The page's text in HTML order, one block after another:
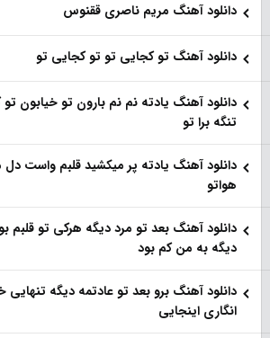
دانلود آهنگ مریم ناصری ققنوس
دانلود آهنگ تو کجایی تو تو کجایی تو
دانلود آهنگ یادته نم نم بارون تو خیابون
تنگه برا تو
دانلود آهنگ یادته پر میکشید قلبم واست دل
هواتو
دانلود آهنگ بعد تو مرد دیگه هرکی تو
دیگه به من کم بود
دانلود آهنگ برو بعد تو عادتمه دیگه
انگاری اینجایی